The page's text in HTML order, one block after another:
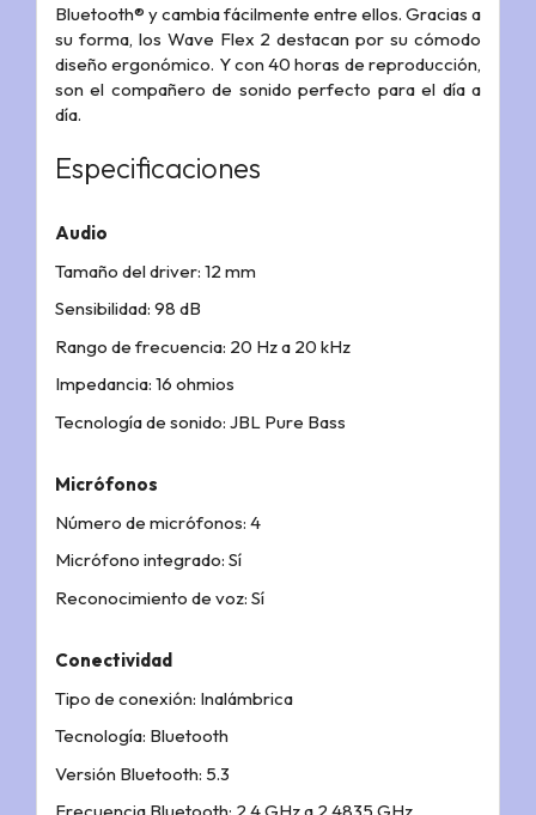
Bluetooth® y cambia fácilmente entre ellos. Gracias a
su forma, los Wave Flex 2 destacan por su cómodo
diseño ergonómico. Y con 40 horas de reproducción,
son el compañero de sonido perfecto para el día a
día.
Especificaciones
Audio
Tamaño del driver: 12 mm
Sensibilidad: 98 dB
Rango de frecuencia: 20 Hz a 20 kHz
Impedancia: 16 ohmios
Tecnología de sonido: JBL Pure Bass
Micrófonos
Número de micrófonos: 4
Micrófono integrado: Sí
Reconocimiento de voz: Sí
Conectividad
Tipo de conexión: Inalámbrica
Tecnología: Bluetooth
Versión Bluetooth: 5.3